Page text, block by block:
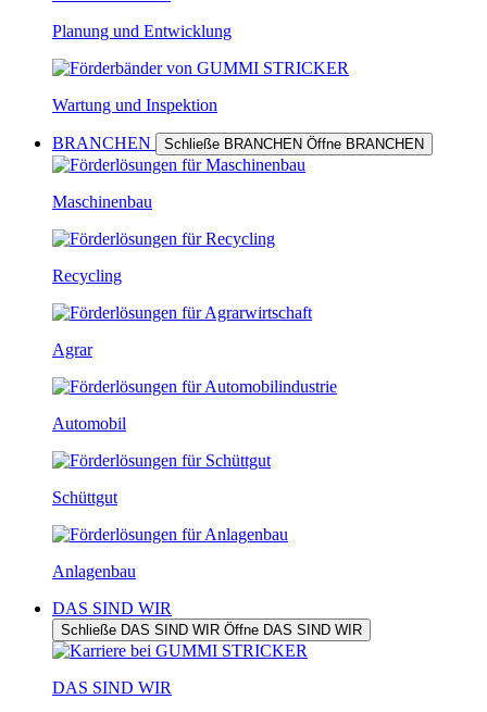
Planung und Entwicklung
Wartung und Inspektion
BRANCHEN Schließe BRANCHEN Öffne BRANCHEN
Maschinenbau
Recycling
Agrar
Automobil
Schüttgut
Anlagenbau
DAS SIND WIR
Schließe DAS SIND WIR Öffne DAS SIND WIR
DAS SIND WIR